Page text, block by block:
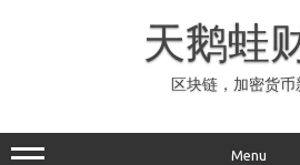
天鹅蛙
区块链，加密货币
Menu